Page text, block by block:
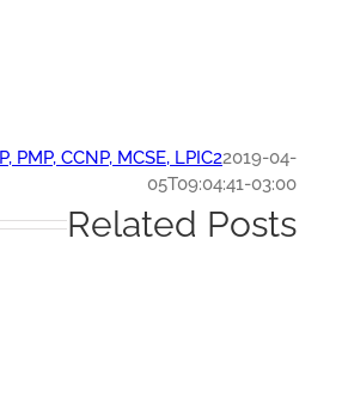
CISSP, PMP, CCNP, MCSE, LPIC22019-
05T09:04:41-
Related